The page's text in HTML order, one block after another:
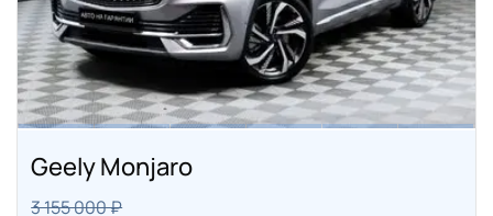
Geely Monjaro
3 155 000 ₽